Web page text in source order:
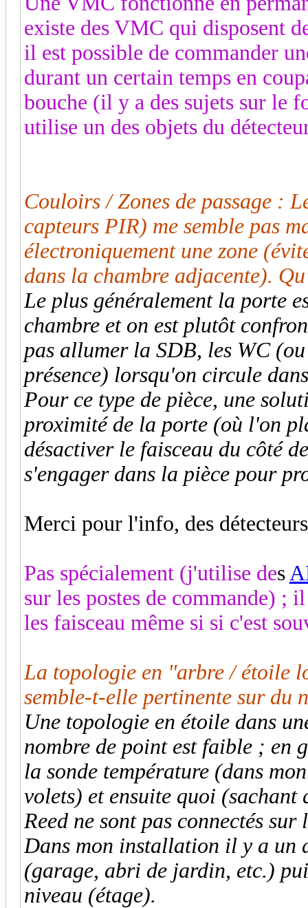
existe des VMC qui disposent
il est possible de commander
durant un certain temps en
bouche (il y a des sujets sur le
utilise un des objets du
Couloirs / Zones de passage :
capteurs PIR) me semble pas
électroniquement une zone
dans la chambre adjacente).
Le plus généralement la porte
chambre et on est plutôt
pas allumer la SDB, les WC
présence) lorsqu'on circule
Pour ce type de pièce, une
proximité de la porte (où l'on
désactiver le faisceau du côté
s'engager dans la pièce pour
Merci pour l'info, des
Pas spécialement (j'utilise des
sur les postes de commande) ;
les faisceau même si si c'est
La topologie en "arbre / étoile
semble-t-elle pertinente sur du
Une topologie en étoile dans
nombre de point est faible ; en
la sonde température (dans
volets) et ensuite quoi (sachant
Reed ne sont pas connectés sur
Dans mon installation il y a un
(garage, abri de jardin, etc.)
niveau (étage).